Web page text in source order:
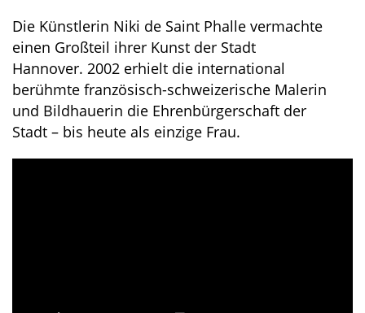
Die Künstlerin Niki de Saint Phalle vermachte
einen Großteil ihrer Kunst der Stadt
Hannover. 2002 erhielt die international
berühmte französisch-schweizerische Malerin
und Bildhauerin die Ehrenbürgerschaft der
Stadt – bis heute als einzige Frau.